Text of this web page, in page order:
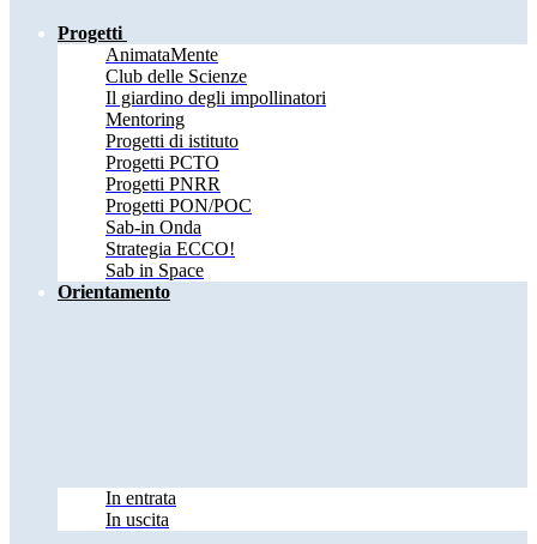
Progetti
AnimataMente
Club delle Scienze
Il giardino degli impollinatori
Mentoring
Progetti di istituto
Progetti PCTO
Progetti PNRR
Progetti PON/POC
Sab-in Onda
Strategia ECCO!
Sab in Space
Orientamento
In entrata
In uscita